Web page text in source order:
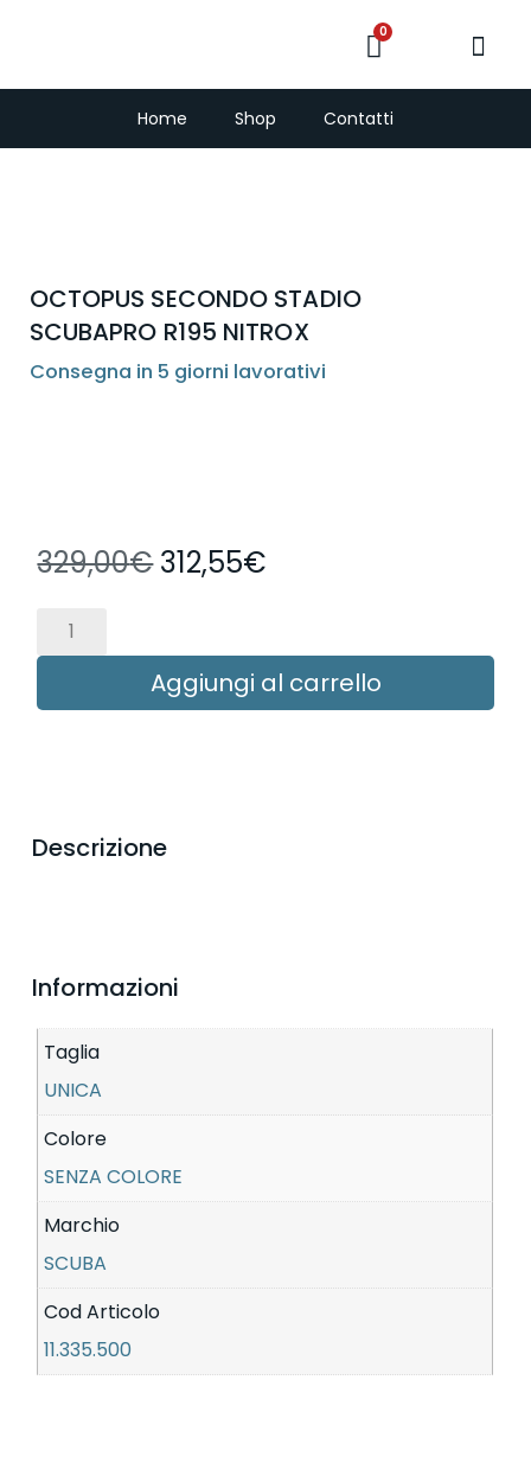
0
Home Shop Contatti
OCTOPUS SECONDO STADIO
SCUBAPRO R195 NITROX
Consegna in 5 giorni lavorativi
329,00€312,55€
Aggiungi al carrello
Descrizione
Informazioni
Taglia
UNICA
Colore
SENZA COLORE
Marchio
SCUBA
Cod Articolo
11.335.500